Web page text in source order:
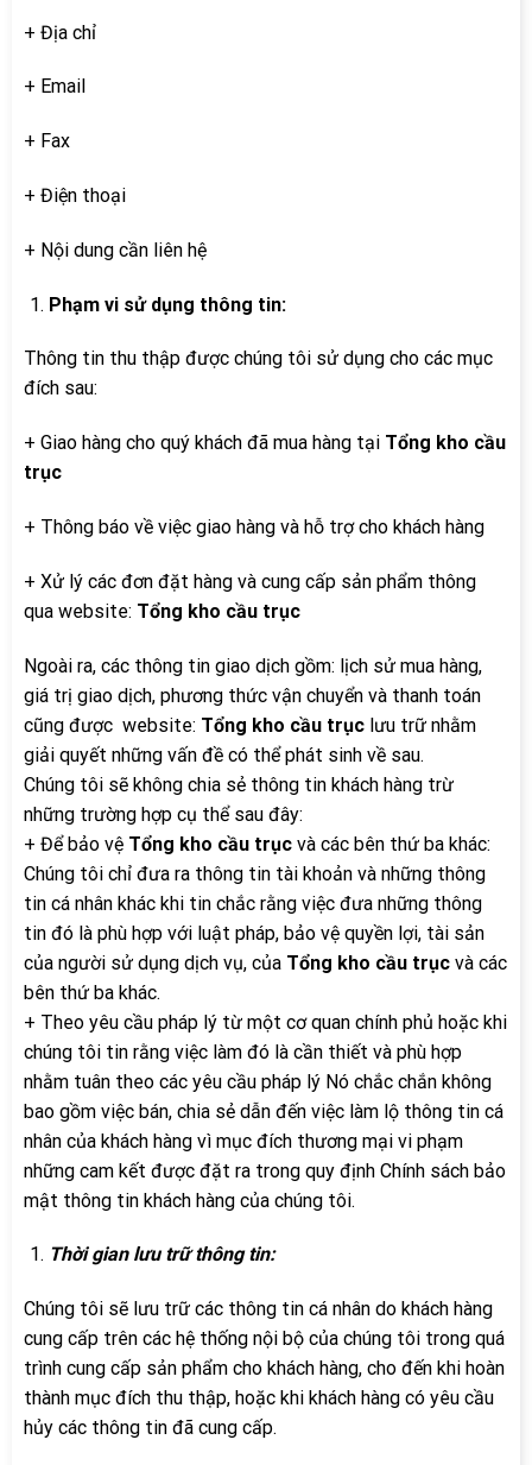
+ Địa chỉ
+ Email
+ Fax
+ Điện thoại
+ Nội dung cần liên hệ
Phạm vi sử dụng thông tin:
Thông tin thu thập được chúng tôi sử dụng cho các mục
đích sau:
+ Giao hàng cho quý khách đã mua hàng tại Tổng kho cầu
trục
+ Thông báo về việc giao hàng và hỗ trợ cho khách hàng
+ Xử lý các đơn đặt hàng và cung cấp sản phẩm thông
qua website: Tổng kho cầu trục
Ngoài ra, các thông tin giao dịch gồm: lịch sử mua hàng,
giá trị giao dịch, phương thức vận chuyển và thanh toán
cũng được website: Tổng kho cầu trục lưu trữ nhằm
giải quyết những vấn đề có thể phát sinh về sau.
Chúng tôi sẽ không chia sẻ thông tin khách hàng trừ
những trường hợp cụ thể sau đây:
+ Để bảo vệ Tổng kho cầu trục và các bên thứ ba khác:
Chúng tôi chỉ đưa ra thông tin tài khoản và những thông
tin cá nhân khác khi tin chắc rằng việc đưa những thông
tin đó là phù hợp với luật pháp, bảo vệ quyền lợi, tài sản
của người sử dụng dịch vụ, của Tổng kho cầu trục và các
bên thứ ba khác.
+ Theo yêu cầu pháp l‎ý từ một cơ quan chính phủ hoặc khi
chúng tôi tin rằng việc làm đó là cần thiết và phù hợp
nhằm tuân theo các yêu cầu pháp l‎ý Nó chắc chắn không
bao gồm việc bán, chia sẻ dẫn đến việc làm lộ thông tin cá
nhân của khách hàng vì mục đích thương mại vi phạm
những cam kết được đặt ra trong quy định Chính sách bảo
mật thông tin khách hàng của chúng tôi.
Thời gian lưu trữ thông tin:
Chúng tôi sẽ lưu trữ các thông tin cá nhân do khách hàng
cung cấp trên các hệ thống nội bộ của chúng tôi trong quá
trình cung cấp sản phẩm cho khách hàng, cho đến khi hoàn
thành mục đích thu thập, hoặc khi khách hàng có yêu cầu
hủy các thông tin đã cung cấp.